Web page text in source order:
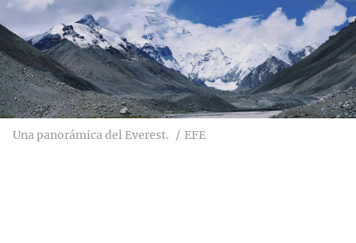
Una panorámica del Everest. EFE